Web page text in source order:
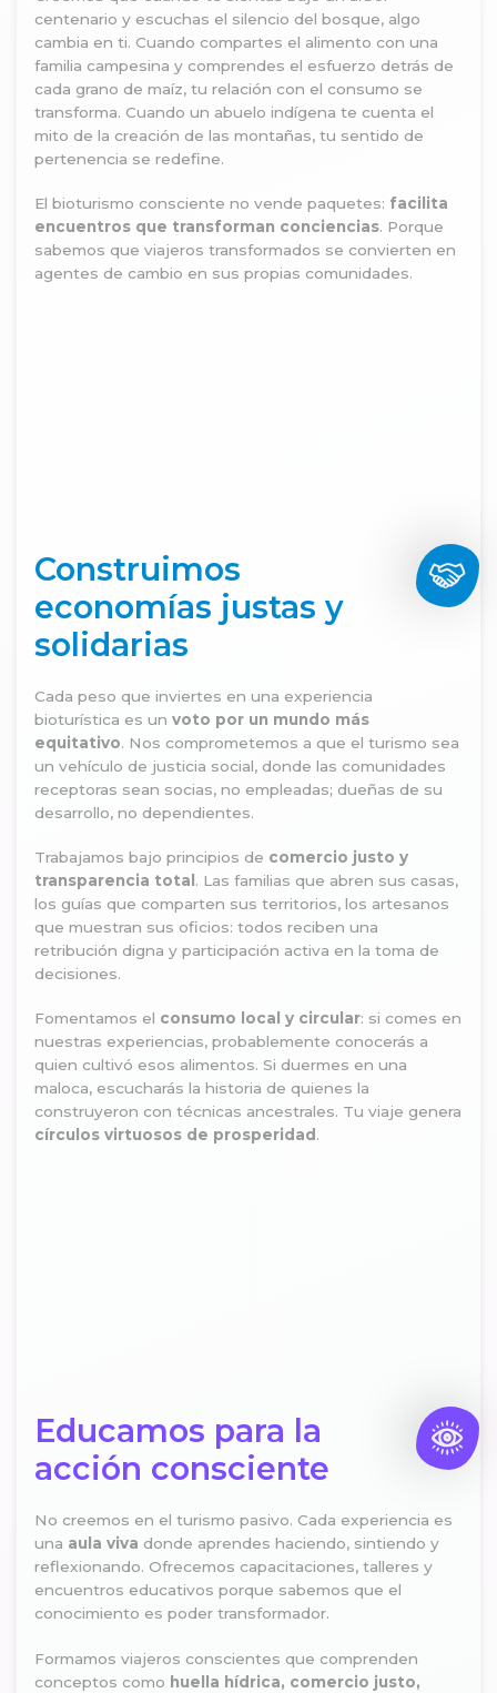
centenario y escuchas el silencio del bosque, algo
cambia en ti. Cuando compartes el alimento con una
familia campesina y comprendes el esfuerzo detrás de
cada grano de maíz, tu relación con el consumo se
transforma. Cuando un abuelo indígena te cuenta el
mito de la creación de las montañas, tu sentido de
pertenencia se redefine.
El bioturismo consciente no vende paquetes: facilita
encuentros que transforman conciencias. Porque
sabemos que viajeros transformados se convierten en
agentes de cambio en sus propias comunidades.
Construimos
economías justas y
solidarias
Cada peso que inviertes en una experiencia
bioturística es unvoto por un mundo más
equitativo. Nos comprometemos a que el turismo sea
un vehículo de justicia social, donde las comunidades
receptoras sean socias, no empleadas; dueñas de su
desarrollo, no dependientes.
Trabajamos bajo principios de comercio justo y
transparencia total . Las familias que abren sus casas,
los guías que comparten sus territorios, los artesanos
que muestran sus oficios: todos reciben una
retribución digna y participación activa en la toma de
decisiones.
Fomentamos el consumo local y circular: si comes en
nuestras experiencias, probablemente conocerás a
quien cultivó esos alimentos. Si duermes en una
maloca, escucharás la historia de quienes la
construyeron con técnicas ancestrales. Tu viaje genera
círculos virtuosos de prosperidad .
Educamos para la
acción consciente
No creemos en el turismo pasivo. Cada experiencia es
una aula viva donde aprendes haciendo, sintiendo y
reflexionando. Ofrecemos capacitaciones, talleres y
encuentros educativos porque sabemos que el
conocimiento es poder transformador.
Formamos viajeros conscientes que comprenden
conceptos como huella hídrica, comercio justo,